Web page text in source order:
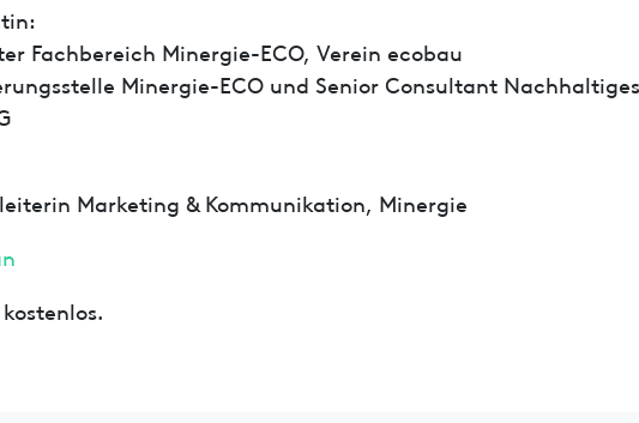
Fachbereich Minergie-ECO, Verein ecobau
Minergie-ECO und Senior Consultant Nachhaltiges
Marketing & Kommunikation, Minergie